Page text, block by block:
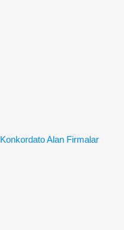
Alan Firmalar